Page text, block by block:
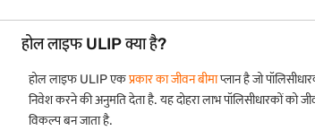
होल लाइफ ULIP क्या है?
होल लाइफ ULIP एकप्रकार का जीवन बीमाप्लान है जो
निवेश करने की अनुमति देता है. यह दोहरा लाभ पॉलिसीधारकों को
विकल्प बन जाता है.